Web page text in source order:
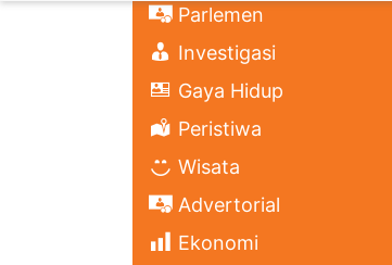
Parlemen
Investigasi
Gaya Hidup
Peristiwa
Wisata
Advertorial
Ekonomi